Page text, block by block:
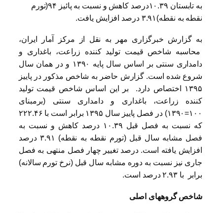
به تابستان ۱۰.۳۹درصد کاهش و نسبت به پائیز ۹۴(تورم
نقطه به نقطه)۳.۹۱ درصد افزایش یافت.
به گزارش خبرگزاری مهر به نقل از مرکز آمار ایران،
محاسبه شاخص قیمت تولید کننده زراعت، باغداری و
دامداری سنتی بر اساس سال پایه ۱۳۹۰ و در همان سال
شروع شده است. گزارش حاضر به شاخص مذکور در پاییز
۱۳۹۵ اختصاص دارد. بر این اساس شاخص قیمت تولید
کننده زراعت، باغداری و دامداری سنتی (برمبنای
۱۰۰=۱۳۹۰) در فصل پاییز سال ۱۳۹۵ برابر است با ۲۲۲.۴۶
که نسبت به فصل قبل ۱۰.۳۹ درصد کاهش و نسبت به
فصل مشابه سال قبل (تورم نقطه به نقطه) ۳.۹۱ درصد
افزایش یافته است. درصد تغییر چهار فصل منتهی به فصل
جاری نیز نسبت به دوره مشابه سال قبل (نرخ تورم سالانه)
برابر با ۲.۹۳ درصد است.
شاخص گروه­های اصلی